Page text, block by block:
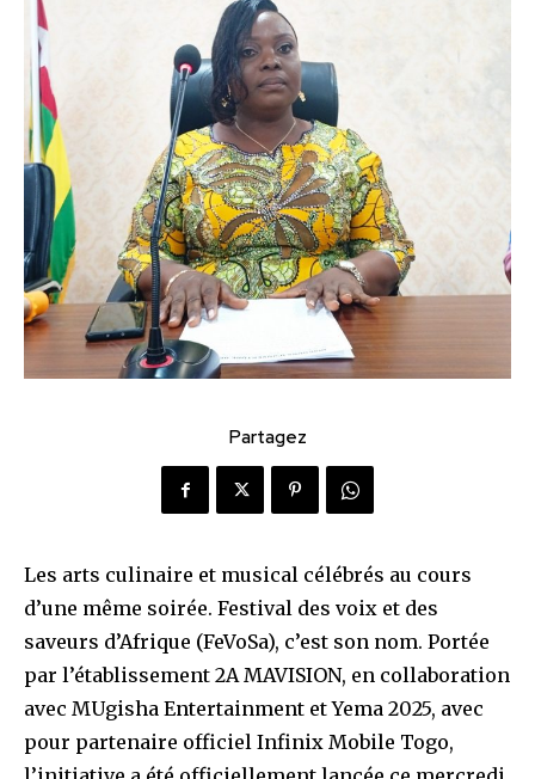
Partagez
Les arts culinaire et musical célébrés au cours
d’une même soirée. Festival des voix et des
saveurs d’Afrique (FeVoSa), c’est son nom. Portée
par l’établissement 2A MAVISION, en collaboration
avec MUgisha Entertainment et Yema 2025, avec
pour partenaire officiel Infinix Mobile Togo,